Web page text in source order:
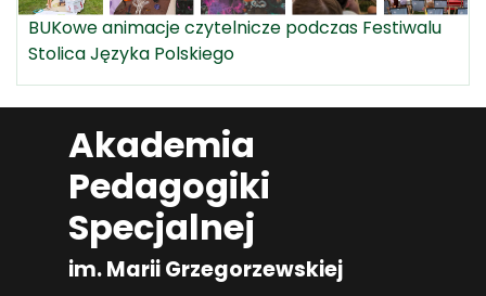
BUKowe animacje czytelnicze podczas Festiwalu
Stolica Języka Polskiego
Akademia
Pedagogiki
Specjalnej
im. Marii Grzegorzewskiej